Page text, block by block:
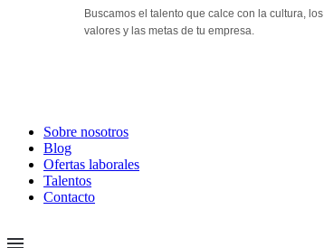
Buscamos el talento que calce con la cultura, los
valores y las metas de tu empresa.
Sobre nosotros
Blog
Ofertas laborales
Talentos
Contacto